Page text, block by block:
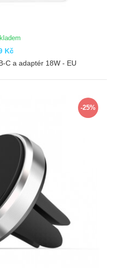
Kč
C a adaptér 18W - EU
-25%